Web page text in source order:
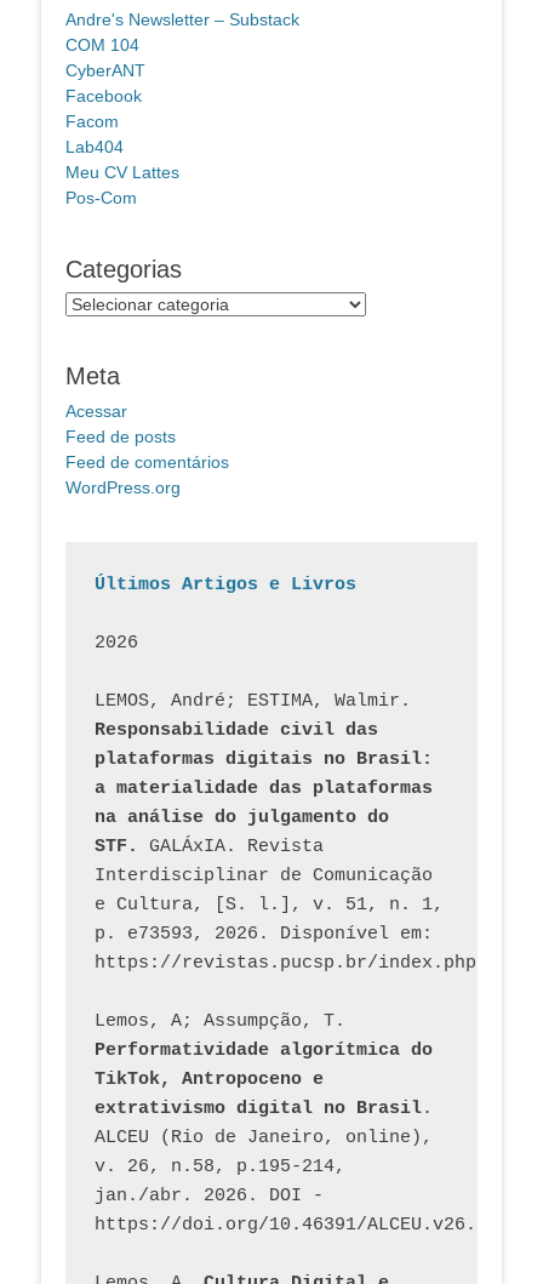
Andre's Newsletter – Substack
COM 104
CyberANT
Facebook
Facom
Lab404
Meu CV Lattes
Pos-Com
Categorias
Categorias
Meta
Acessar
Feed de posts
Feed de comentários
WordPress.org
Últimos Artigos e Livros
2026
Responsabilidade civil das
plataformas digitais no Brasil:
a materialidade das plataformas
na análise do julgamento do
STF.
GALÁxIA. Revista
Interdisciplinar de Comunicação
e Cultura, [S. l.], v. 51, n. 1,
p. e73593, 2026. Disponível em:
Performatividade algorítmica do
TikTok, Antropoceno e
extrativismo digital no Brasil.
ALCEU (Rio de Janeiro, online),
v. 26, n.58, p.195-214,
jan./abr. 2026. DOI -
https://doi.org/10.46391/